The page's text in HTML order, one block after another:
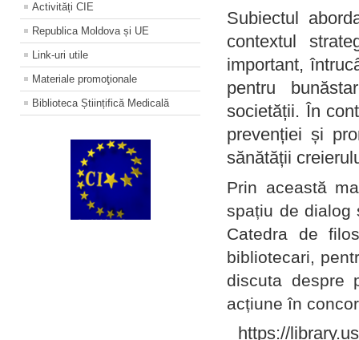
Activități CIE
Republica Moldova și UE
Link-uri utile
Materiale promoţionale
Biblioteca Științifică Medicală
Subiectul
contextul
important,
pentru
societății. În
prevenției și
sănătății
Prin această
spațiu de dialog
Catedra de
bibliotecari,
discuta despre
acțiune în
https://